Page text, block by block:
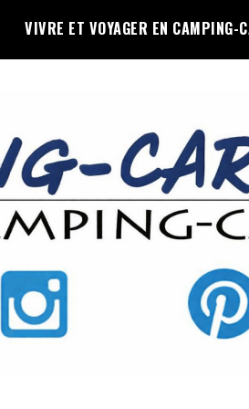
VIVRE ET VOYAGER EN CAMPING-